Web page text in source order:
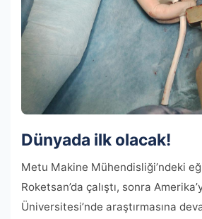
Dünyada ilk olacak!
Metu Makine Mühendisliği’ndeki
Roketsan’da çalıştı, sonra
Üniversitesi’nde araştırmasına